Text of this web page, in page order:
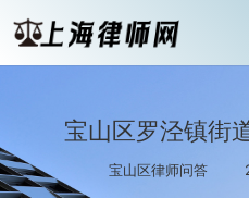
宝山区罗泾镇街
宝山区律师问答